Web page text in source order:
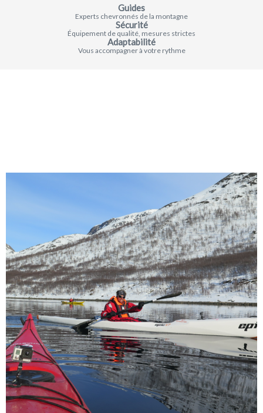
Guides
Experts chevronnés de la montagne
Sécurité
Équipement de qualité, mesures strictes
Adaptabilité
Vous accompagner à votre rythme